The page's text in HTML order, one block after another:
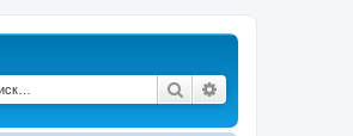
Поиск